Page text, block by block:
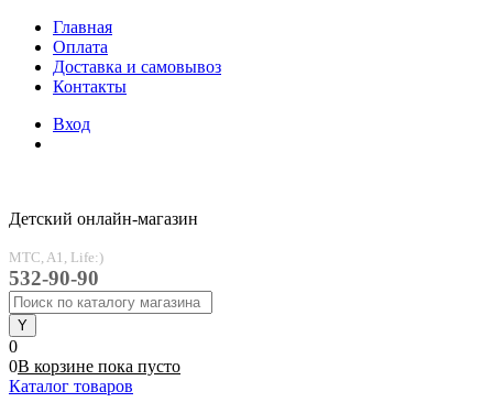
Главная
Оплата
Доставка и самовывоз
Контакты
Вход
Детский онлайн-магазин
MTC, A1, Life:)
532-90-90
0
0В корзине пока пусто
Каталог товаров